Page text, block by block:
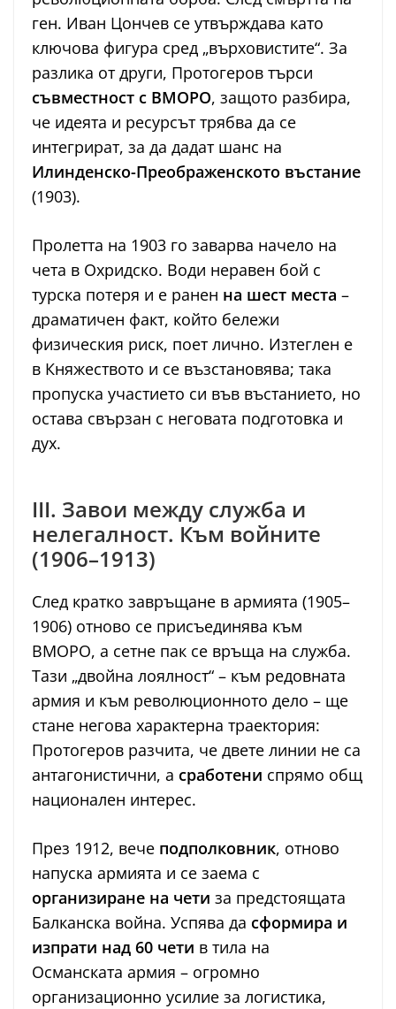
ген. Иван Цончев се утвърждава като
ключова фигура сред „върховистите“. За
разлика от други, Протогеров търси
съвместност с ВМОРО, защото разбира,
че идеята и ресурсът трябва да се
интегрират, за да дадат шанс на
Илинденско-Преображенското въстание
(1903).
Пролетта на 1903 го заварва начело на
чета в Охридско. Води неравен бой с
турска потеря и е ранен на шест места –
драматичен факт, който бележи
физическия риск, поет лично. Изтеглен е
в Княжеството и се възстановява; така
пропуска участието си във въстанието, но
остава свързан с неговата подготовка и
дух.
III. Завои между служба и
нелегалност. Към войните
(1906–1913)
След кратко завръщане в армията (1905–
1906) отново се присъединява към
ВМОРО, а сетне пак се връща на служба.
Тази „двойна лоялност“ – към редовната
армия и към революционното дело – ще
стане негова характерна траектория:
Протогеров разчита, че двете линии не са
антагонистични, а сработени спрямо общ
национален интерес.
През 1912, вече подполковник, отново
напуска армията и се заема с
организиране на чети за предстоящата
Балканска война. Успява да сформира и
изпрати над 60 чети в тила на
Османската армия – огромно
организационно усилие за логистика,